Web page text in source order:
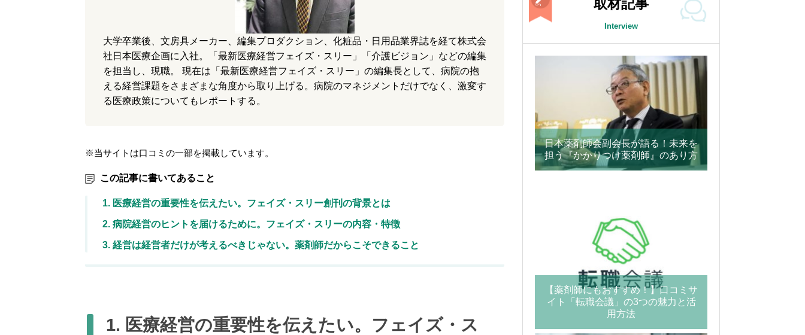
大学卒業後、文房具メーカー、編集プロダクション、化粧品・日用品業界誌を経て株式会
社日本医療企画に入社。「最新医療経営フェイズ・スリー」「介護ビジョン」などの編集
を担当し、現職。 現在は「最新医療経営フェイズ・スリー」の編集長として、病院の抱
える経営課題をさまざまな角度から取り上げる。病院のマネジメントだけでなく、激変す
る医療政策についてもレポートする。
※当サイトは口コミの一部を掲載しています。
この記事に書いてあること
1. 医療経営の重要性を伝えたい。フェイズ・スリー創刊の背景とは
2. 病院経営のヒントを届けるために。フェイズ・スリーの内容・特徴
3. 経営は経営者だけが考えるべきじゃない。薬剤師だからこそできること
1. 医療経営の重要性を伝えたい。フェイズ・ス
取材記事
Interview
日本薬剤師会副会長が語る！未来を
担う『かかりつけ薬剤師』のあり方
【薬剤師にもおすすめ！】口コミサ
イト「転職会議」の3つの魅力と活
用方法